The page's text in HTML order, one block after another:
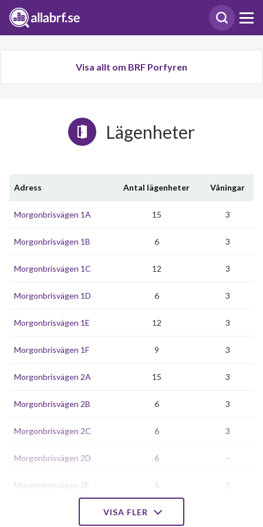
Visa allt om BRF Porfyren
Lägenheter
Adress Antal lägenheter Våningar
Morgonbrisvägen 1A 15 3
Morgonbrisvägen 1B 6 3
Morgonbrisvägen 1C 12 3
Morgonbrisvägen 1D 6 3
Morgonbrisvägen 1E 12 3
Morgonbrisvägen 1F 9 3
Morgonbrisvägen 2A 15 3
Morgonbrisvägen 2B 6 3
Morgonbrisvägen 2C 6 3
Morgonbrisvägen 2D 6 -
Morgonbrisvägen 2E 6 3
12
VISA FLER